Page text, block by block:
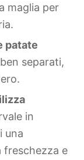
maglia per
patate
separati,
in
una
freschezza e